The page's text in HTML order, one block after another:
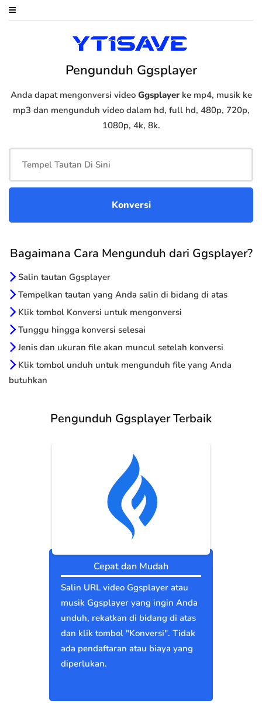
Pengunduh Ggsplayer
Anda dapat mengonversi video Ggsplayerke mp4, musik ke
mp3 dan mengunduh video dalam hd, full hd, 480p, 720p,
1080p, 4k, 8k.
Bagaimana Cara Mengunduh dari Ggsplayer?
Salin tautan Ggsplayer
Tempelkan tautan yang Anda salin di bidang di atas
Klik tombol Konversi untuk mengonversi
Tunggu hingga konversi selesai
Jenis dan ukuran file akan muncul setelah konversi
Klik tombol unduh untuk mengunduh file yang Anda
butuhkan
Pengunduh Ggsplayer Terbaik
Cepat dan Mudah
Salin URL video Ggsplayer atau
musik Ggsplayer yang ingin Anda
unduh, rekatkan di bidang di atas
dan klik tombol "Konversi". Tidak
ada pendaftaran atau biaya yang
diperlukan.